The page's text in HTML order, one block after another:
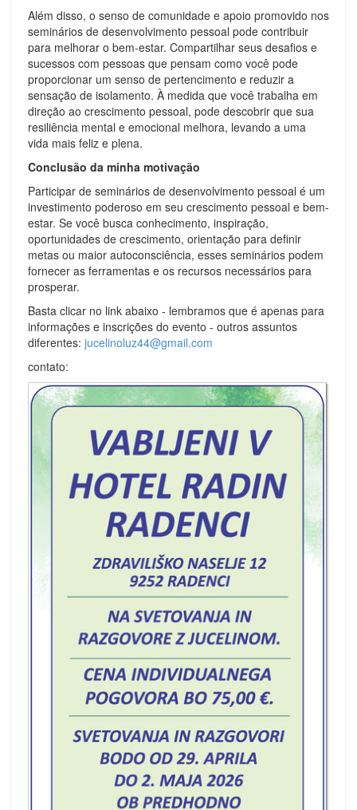
Além disso, o senso de comunidade e apoio promovido nos
seminários de desenvolvimento pessoal pode contribuir
para melhorar o bem-estar. Compartilhar seus desafios e
sucessos com pessoas que pensam como você pode
proporcionar um senso de pertencimento e reduzir a
sensação de isolamento. À medida que você trabalha em
direção ao crescimento pessoal, pode descobrir que sua
resiliência mental e emocional melhora, levando a uma
vida mais feliz e plena.
Conclusão da minha motivação
Participar de seminários de desenvolvimento pessoal é um
investimento poderoso em seu crescimento pessoal e bem-
estar. Se você busca conhecimento, inspiração,
oportunidades de crescimento, orientação para definir
metas ou maior autoconsciência, esses seminários podem
fornecer as ferramentas e os recursos necessários para
prosperar.
Basta clicar no link abaixo - lembramos que é apenas para
informações e inscrições do evento - outros assuntos
diferentes: jucelinoluz44@gmail.com
contato: